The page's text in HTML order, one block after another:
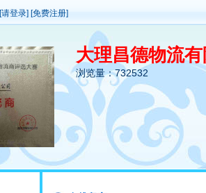
[请登录] [免费注册]
大理昌德物流
浏览量：732532